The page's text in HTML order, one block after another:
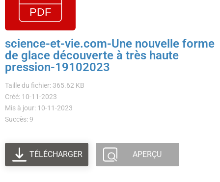
science-et-vie.com-Une nouvelle forme
de glace découverte à très haute
pression-19102023
Taille du fichier: 365.62 KB
Créé: 10-11-2023
Mis à jour: 10-11-2023
Succès: 9
TÉLÉCHARGER APERÇU